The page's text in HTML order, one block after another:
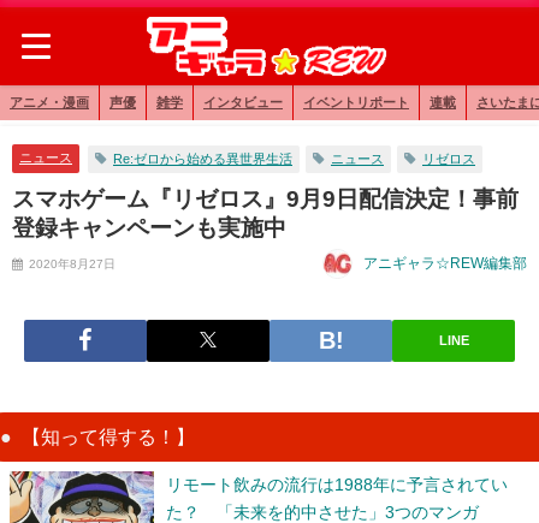
アニメ・漫画 声優 雑学 インタビュー イベントリポート 連載 さいたま
ニュース Re:ゼロから始める異世界生活 ニュース リゼロス
スマホゲーム『リゼロス』9月9日配信決定！事前
登録キャンペーンも実施中
2020年8月27日 アニギャラ☆REW編集部
LINE
【知って得する！】
リモート飲みの流行は1988年に予言されてい
た？ 「未来を的中させた」3つのマンガ